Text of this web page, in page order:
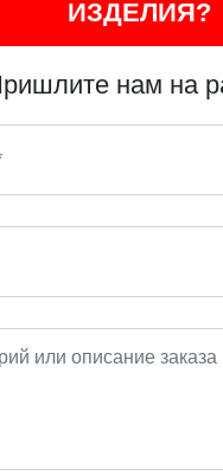
ИЗДЕЛИЯ?
нам на